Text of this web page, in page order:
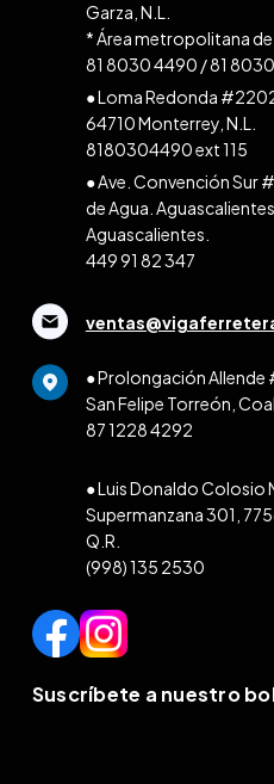
Garza, N.L.
* Área metropolitana
81 8030 4490 /81
● Loma Redonda
64710 Monterrey, N.L.
8180304490 ext 115
● Ave. Convención Sur
de Agua. Aguascalientes,
Aguascalientes.
449 91 82 347
● Prolongación Allende
San Felipe Torreón,
87 1228 4292
● Luis Donaldo Colosio
Supermanzana 301,
Q.R.
(998) 135 2530
Suscríbete a nuestro